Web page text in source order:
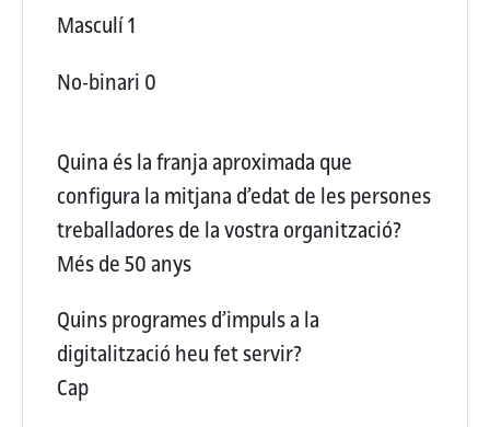
Masculí1
No-binari 0
Quina és la franja aproximada que
configura la mitjana d’edat de les persones
treballadores de la vostra organització?
Més de 50 anys
Quins programes d’impuls a la
digitalització heu fet servir?
Cap